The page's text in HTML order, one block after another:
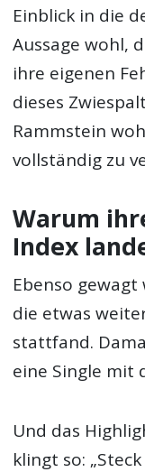
Einblick in die
Aussage wohl,
ihre eigenen
dieses
Rammstein
vollständig zu
Warum
Index
Ebenso
die etwas
stattfand.
eine Single mit
Und das
klingt so: